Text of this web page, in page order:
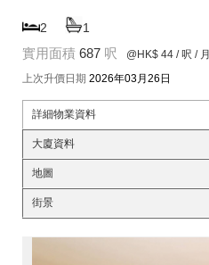
2 1
實用面積 687 呎 @HK$ 44 / 呎 / 月
上次升價日期 2026年03月26日
詳細物業資料
大廈資料
地圖
街景